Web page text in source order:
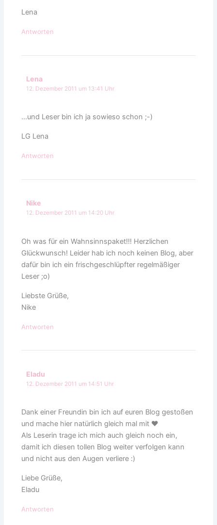
Lena
Antworten
Lena
12. Dezember 2011 um 13:41 Uhr
…und Leser bin ich ja sowieso schon ;-)
LG Lena
Antworten
Nike
12. Dezember 2011 um 14:20 Uhr
Oh was für ein Wahnsinnspaket!!! Herzlichen
Glückwunsch! Leider hab ich noch keinen Blog, aber
dafür bin ich ein frischgeschlüpfter regelmäßiger
Leser ;o)
Liebste Grüße,
Nike
Antworten
Eladu
12. Dezember 2011 um 14:51 Uhr
Dank einer Freundin bin ich auf euren Blog gestoßen
und mache hier natürlich gleich mal mit ♥
Als Leserin trage ich mich auch gleich noch ein,
damit ich diesen tollen Blog weiter verfolgen kann
und nicht aus den Augen verliere :)
Liebe Grüße,
Eladu
Antworten